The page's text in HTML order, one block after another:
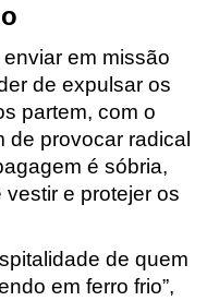
em missão
de expulsar os
partem, com o
de provocar radical
é sóbria,
e protejer os
de quem
em ferro frio”,